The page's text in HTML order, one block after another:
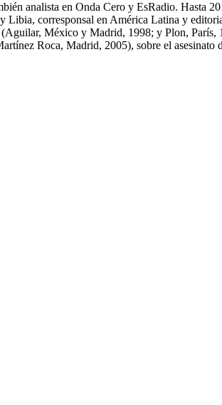
analista en Onda Cero y EsRadio. Hasta
Libia, corresponsal en América Latina y
(Aguilar, México y Madrid, 1998; y Plon, París,
Roca, Madrid, 2005), sobre el asesinato